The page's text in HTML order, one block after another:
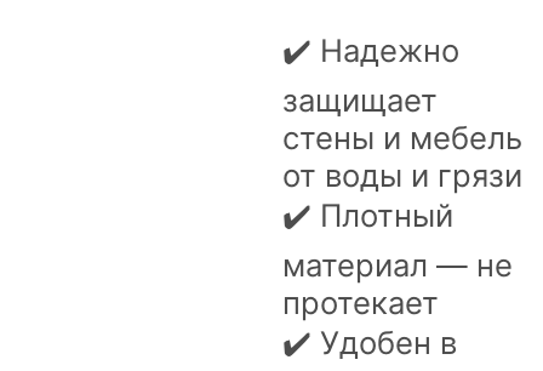
✔️ Надежно
защищает
стены и мебель
от воды и грязи
✔️ Плотный
материал — не
протекает
✔️ Удобен в